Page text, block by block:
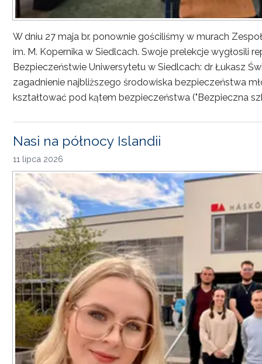
W dniu 27 maja br. ponownie gościliśmy w murach
im. M. Kopernika w Siedlcach. Swoje prelekcje wygłosili
Bezpieczeństwie Uniwersytetu w Siedlcach: dr Łukasz
zagadnienie najbliższego środowiska bezpieczeństwa
kształtować pod kątem bezpieczeństwa ("Bezpieczna
Nasi na północy Islandii
11 lipca 2026